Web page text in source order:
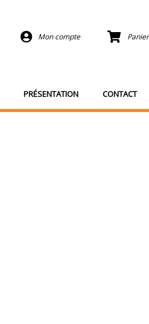
Mon compte Panier
PRÉSENTATION CONTACT